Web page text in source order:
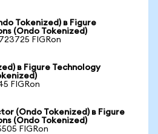
Tokenized) в Figure
(Ondo Tokenized)
FIGRon
в Figure Technology
FIGRon
(Ondo Tokenized) в Figure
(Ondo Tokenized)
FIGRon